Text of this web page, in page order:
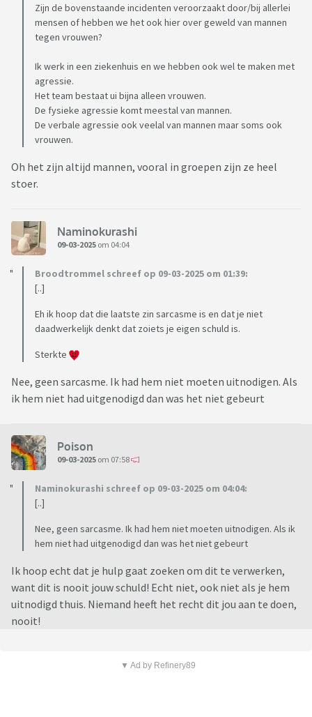
Zijn de bovenstaande incidenten veroorzaakt door/bij allerlei
mensen of hebben we het ook hier over geweld van mannen
tegen vrouwen?
Ik werk in een ziekenhuis en we hebben ook wel te maken met
agressie.
Het team bestaat ui bijna alleen vrouwen.
De fysieke agressie komt meestal van mannen.
De verbale agressie ook veelal van mannen maar soms ook
vrouwen.
Oh het zijn altijd mannen, vooral in groepen zijn ze heel
stoer.
Naminokurashi
09-03-2025 om 04:04
Broodtrommel schreef op 09-03-2025 om 01:39:
[..]
Eh ik hoop dat die laatste zin sarcasme is en dat je niet
daadwerkelijk denkt dat zoiets je eigen schuld is.
Sterkte
Nee, geen sarcasme. Ik had hem niet moeten uitnodigen. Als
ik hem niet had uitgenodigd dan was het niet gebeurt
Poison
09-03-2025 om 07:58
Naminokurashi schreef op 09-03-2025 om 04:04:
[..]
Nee, geen sarcasme. Ik had hem niet moeten uitnodigen. Als ik
hem niet had uitgenodigd dan was het niet gebeurt
Ik hoop echt dat je hulp gaat zoeken om dit te verwerken,
want dit is nooit jouw schuld! Echt niet, ook niet als je hem
uitnodigd thuis. Niemand heeft het recht dit jou aan te doen,
nooit!
▼ Ad by Refinery89